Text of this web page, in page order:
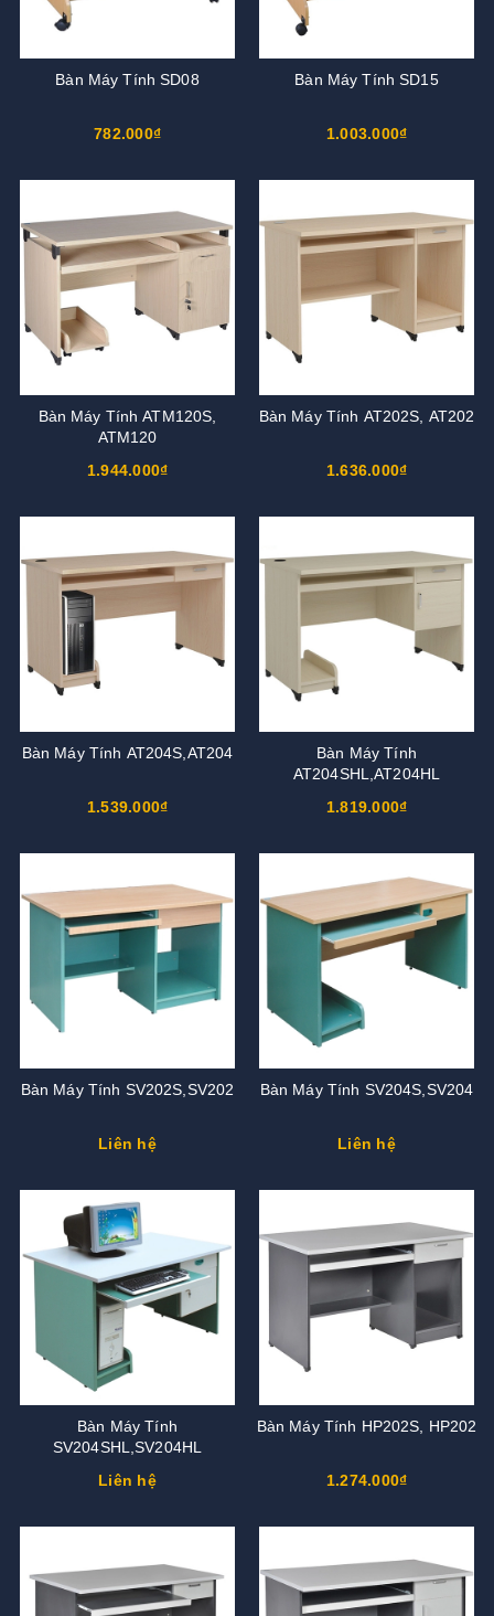
Bàn Máy Tính SD08
782.000₫
Bàn Máy Tính SD15
1.003.000₫
Bàn Máy Tính ATM120S,
ATM120
1.944.000₫
Bàn Máy Tính AT202S, AT202
1.636.000₫
Bàn Máy Tính AT204S,AT204
1.539.000₫
Bàn Máy Tính
AT204SHL,AT204HL
1.819.000₫
Bàn Máy Tính SV202S,SV202
Liên hệ
Bàn Máy Tính SV204S,SV204
Liên hệ
Bàn Máy Tính
SV204SHL,SV204HL
Liên hệ
Bàn Máy Tính HP202S, HP202
1.274.000₫